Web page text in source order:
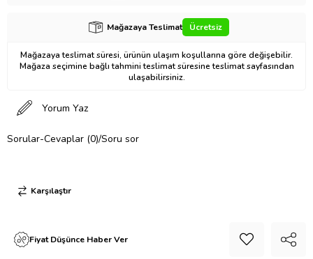
Mağazaya Teslimat Ücretsiz
Mağazaya teslimat süresi, ürünün ulaşım koşullarına göre değişebilir.
Mağaza seçimine bağlı tahmini teslimat süresine teslimat sayfasından
ulaşabilirsiniz.
Yorum Yaz
Sorular-Cevaplar (0)/Soru sor
Karşılaştır
Fiyat Düşünce Haber Ver